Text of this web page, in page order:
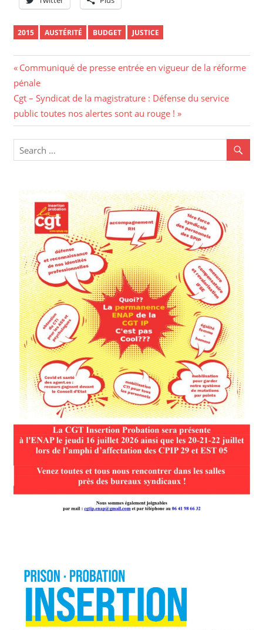
2015 AUSTÉRITÉ BUDGET JUSTICE
Navigation
de
l’article
Previous
Post:
Communiqué de presse entrée en vigueur de la réforme
pénale
Next
Post:
Cgt – Syndicat de la magistrature : Défense du service
public toutes nos alertes sont au rouge !